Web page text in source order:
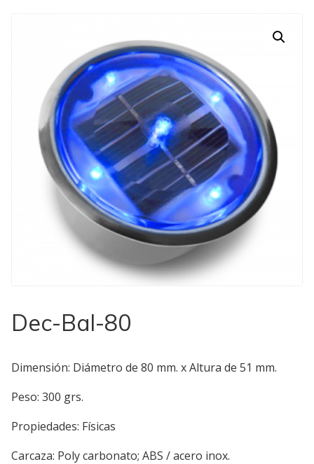
Dec-Bal-80
Dimensión: Diámetro de 80 mm. x Altura de 51 mm.
Peso: 300 grs.
Propiedades: Físicas
Carcaza: Poly carbonato; ABS / acero inox.